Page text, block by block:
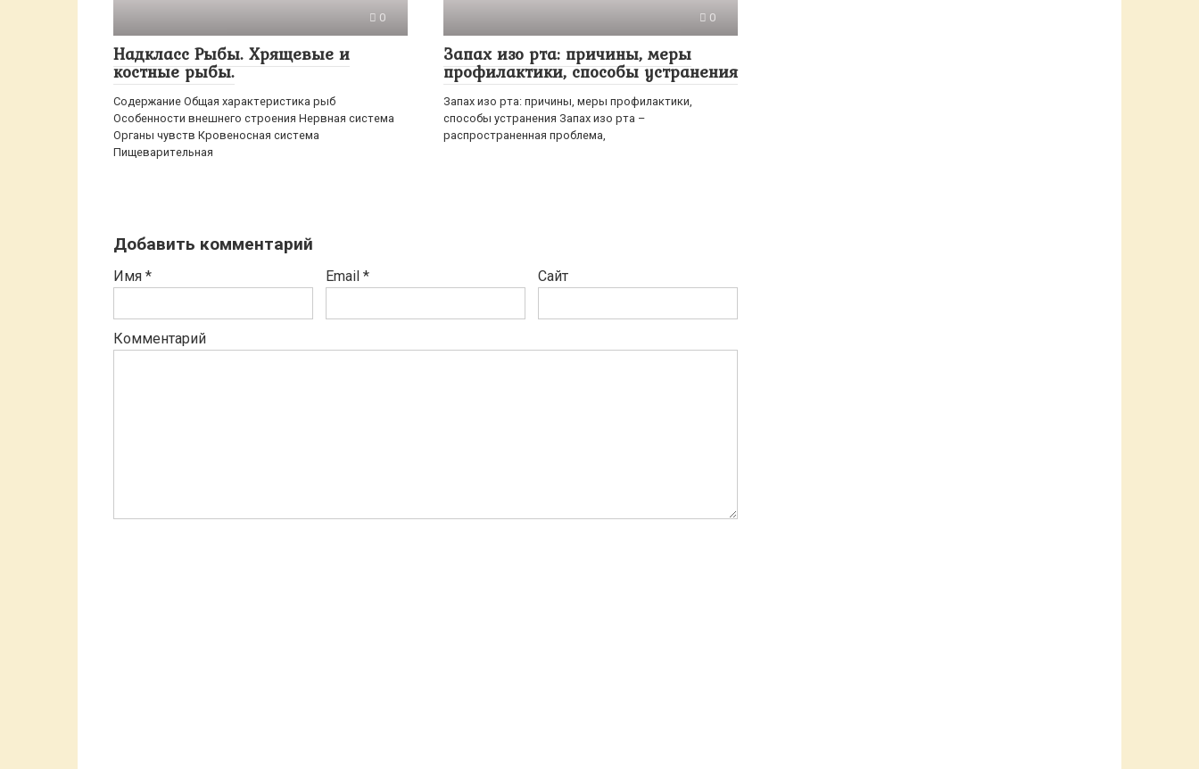
0
Надкласс Рыбы. Хрящевые и
костные рыбы.
Содержание Общая характеристика рыб
Особенности внешнего строения Нервная система
Органы чувств Кровеносная система
Пищеварительная
0
Запах изо рта: причины, меры
профилактики, способы устранения
Запах изо рта: причины, меры профилактики,
способы устранения Запах изо рта –
распространенная проблема,
Добавить комментарий
Имя * Email * Сайт
Комментарий